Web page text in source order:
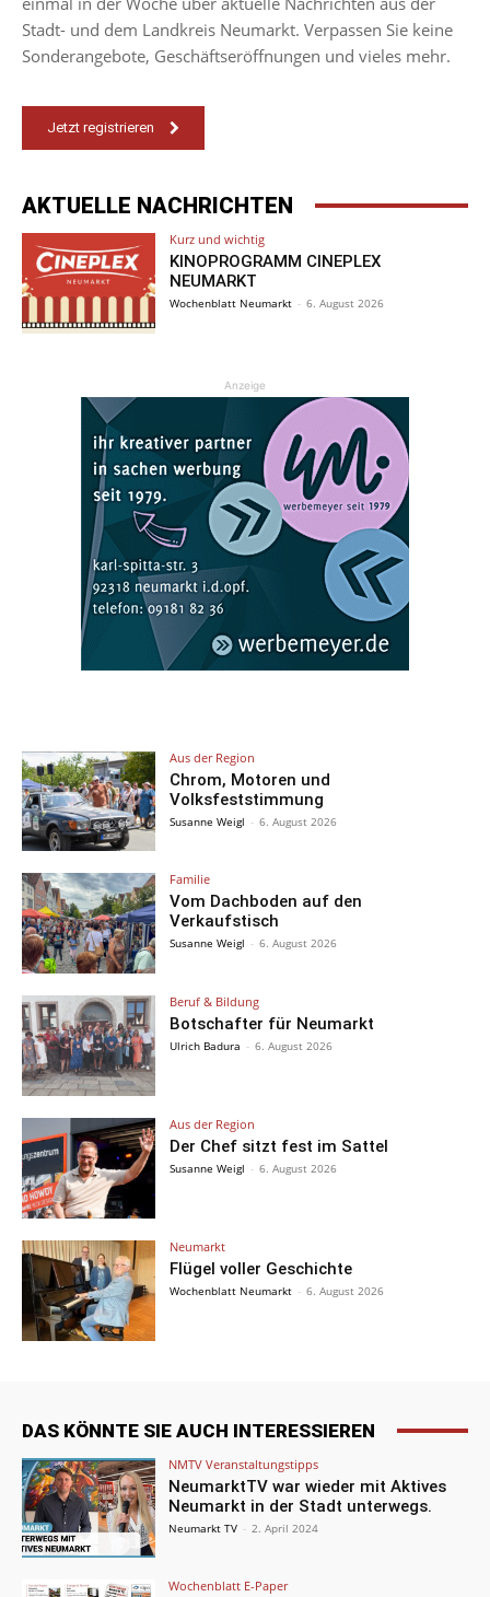
Stadt- und dem Landkreis Neumarkt. Verpassen Sie keine
Sonderangebote, Geschäftseröffnungen und vieles mehr.
Jetzt registrieren
AKTUELLE NACHRICHTEN
Kurz und wichtig
KINOPROGRAMM CINEPLEX
NEUMARKT
Wochenblatt Neumarkt - 6. August 2026
Anzeige
Aus der Region
Chrom, Motoren und
Volksfeststimmung
Susanne Weigl - 6. August 2026
Familie
Vom Dachboden auf den
Verkaufstisch
Susanne Weigl - 6. August 2026
Beruf & Bildung
Botschafter für Neumarkt
Ulrich Badura - 6. August 2026
Aus der Region
Der Chef sitzt fest im Sattel
Susanne Weigl - 6. August 2026
Neumarkt
Flügel voller Geschichte
Wochenblatt Neumarkt - 6. August 2026
DAS KÖNNTE SIE AUCH INTERESSIEREN
NMTV Veranstaltungstipps
NeumarktTV war wieder mit Aktives
Neumarkt in der Stadt unterwegs.
Neumarkt TV - 2. April 2024
Wochenblatt E-Paper